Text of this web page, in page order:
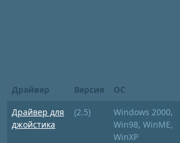
Драйвер Версия
ОС
Драйвер для
джойстика
(2.5)
Windows 2000,
Win98, WinME,
WinXP